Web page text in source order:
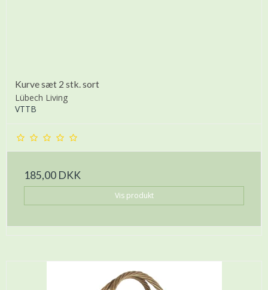
Kurve sæt 2 stk. sort
Lübech Living
VTTB
185,00 DKK
Vis produkt